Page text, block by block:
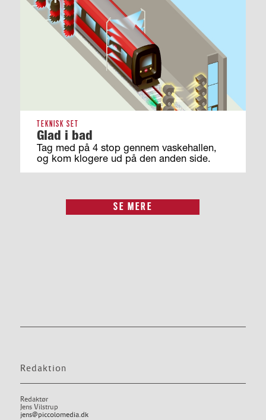
TEKNISK SET
Glad i bad
Tag med på 4 stop gennem vaskehallen,
og kom klogere ud på den anden side.
SE MERE
Redaktion
Redaktør
Jens Vilstrup
jens@piccolomedia.dk